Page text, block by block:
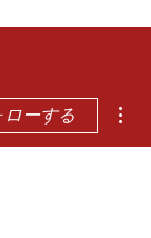
ローする